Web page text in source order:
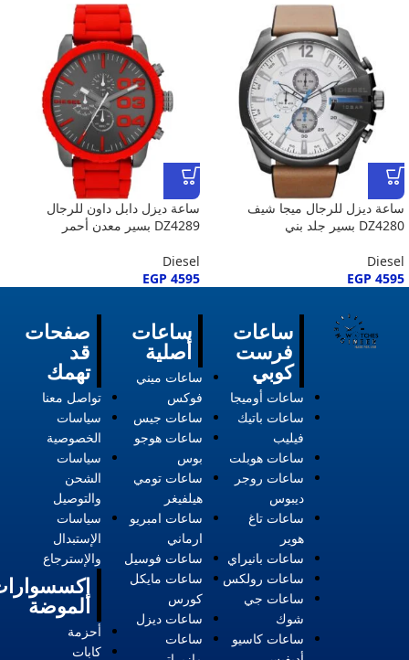
ساعة ديزل للرجال ميجا شيف
DZ4280 بسير جلد بني
Diesel
EGP 4595
ساعة ديزل دابل داون للرجال
DZ4289 بسير معدن أحمر
Diesel
EGP 4595
صفحات
قد
تهمك
تواصل معنا
سياسات
الخصوصية
سياسات
الشحن
والتوصيل
سياسات
الإستبدال
والإسترجاع
الموضة
أحزمة
كابات
ساعات
أصلية
ساعات ميني
فوكس
ساعات جيس
ساعات هوجو
بوس
ساعات تومي
هيلفيغر
ساعات امبريو
ارماني
ساعات فوسيل
ساعات مايكل
كورس
ساعات ديزل
ساعات
ساعات
فرست
كوبي
ساعات أوميجا
ساعات باتيك
فيليب
ساعات هوبلت
ساعات روجر
ديبوس
ساعات تاغ
هوير
ساعات بانيراي
ساعات رولكس
ساعات جي
شوك
ساعات كاسيو